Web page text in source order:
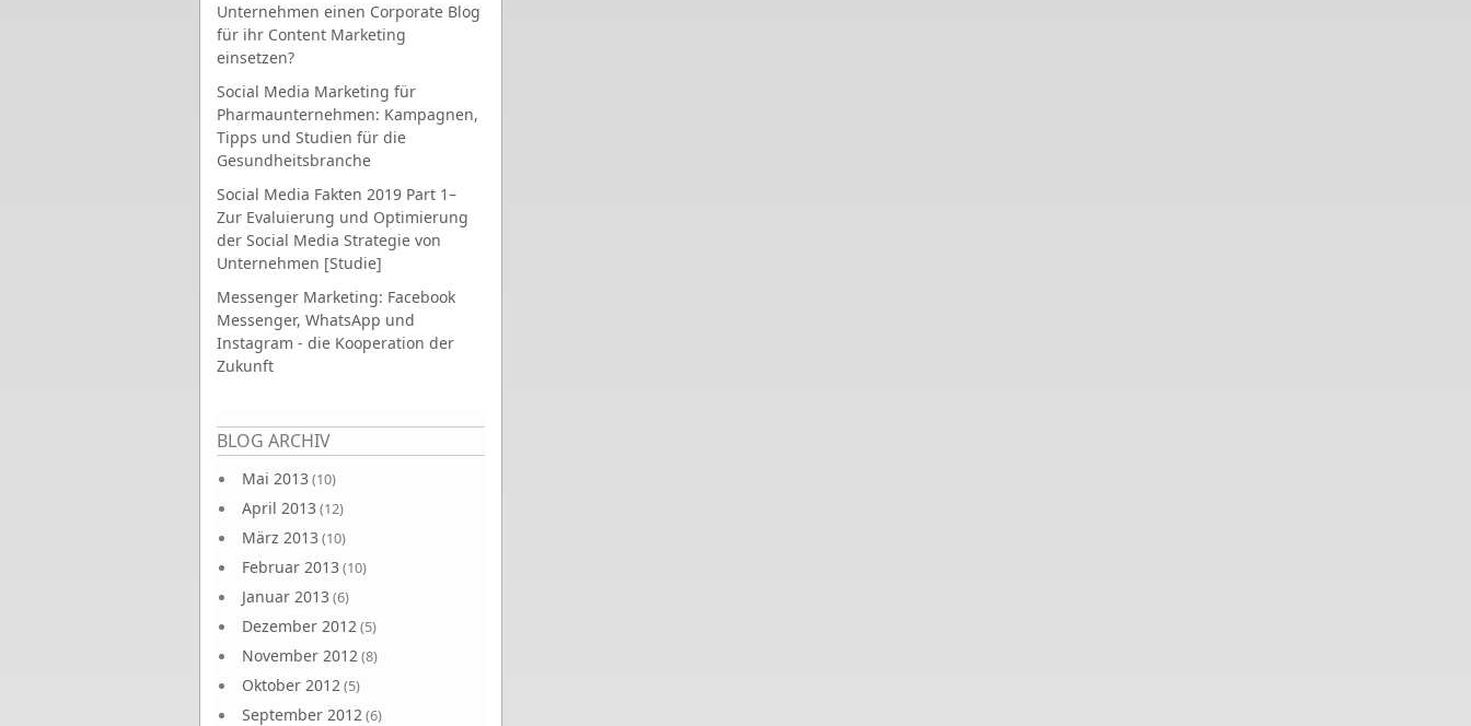
Unternehmen einen Corporate Blog
für ihr Content Marketing
einsetzen?
Social Media Marketing für
Pharmaunternehmen: Kampagnen,
Tipps und Studien für die
Gesundheitsbranche
Social Media Fakten 2019 Part 1–
Zur Evaluierung und Optimierung
der Social Media Strategie von
Unternehmen [Studie]
Messenger Marketing: Facebook
Messenger, WhatsApp und
Instagram - die Kooperation der
Zukunft
BLOG ARCHIV
Mai 2013 (10)
April 2013 (12)
März 2013 (10)
Februar 2013 (10)
Januar 2013 (6)
Dezember 2012(5)
November 2012(8)
Oktober 2012(5)
September 2012(6)
Seiten